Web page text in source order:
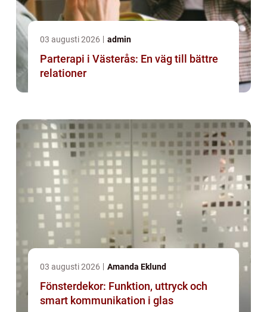
03 augusti 2026 admin
Parterapi i Västerås: En väg till bättre
relationer
03 augusti 2026 Amanda Eklund
Fönsterdekor: Funktion, uttryck och
smart kommunikation i glas